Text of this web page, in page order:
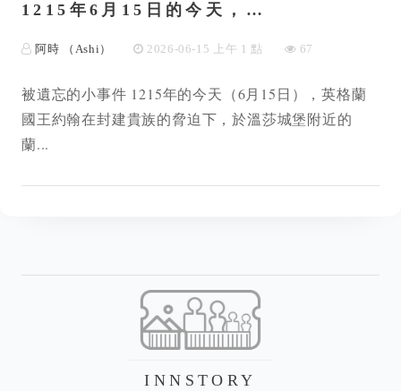
1215年6月15日的今天，…
阿時 （Ashi） 2026-06-15 上午 1 點 67
被遺忘的小事件 1215年的今天（6月15日），英格蘭
國王約翰在封建貴族的脅迫下，於溫莎城堡附近的
蘭...
INNSTORY